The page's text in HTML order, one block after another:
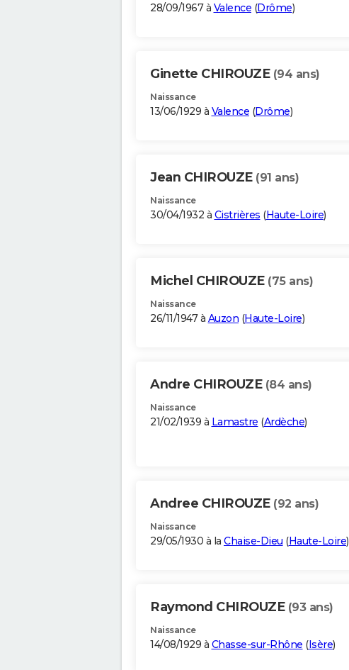
28/09/1967 à Valence (Drôme)
Ginette CHIROUZE (94 ans)
Naissance
13/06/1929 à Valence (Drôme)
Jean CHIROUZE (91 ans)
Naissance
30/04/1932 à Cistrières (Haute-Loire)
Michel CHIROUZE (75 ans)
Naissance
26/11/1947 à Auzon (Haute-Loire)
Andre CHIROUZE (84 ans)
Naissance
21/02/1939 à Lamastre (Ardèche)
Andree CHIROUZE (92 ans)
Naissance
29/05/1930 à la Chaise-Dieu (Haute-Loire)
Raymond CHIROUZE (93 ans)
Naissance
14/08/1929 à Chasse-sur-Rhône (Isère)